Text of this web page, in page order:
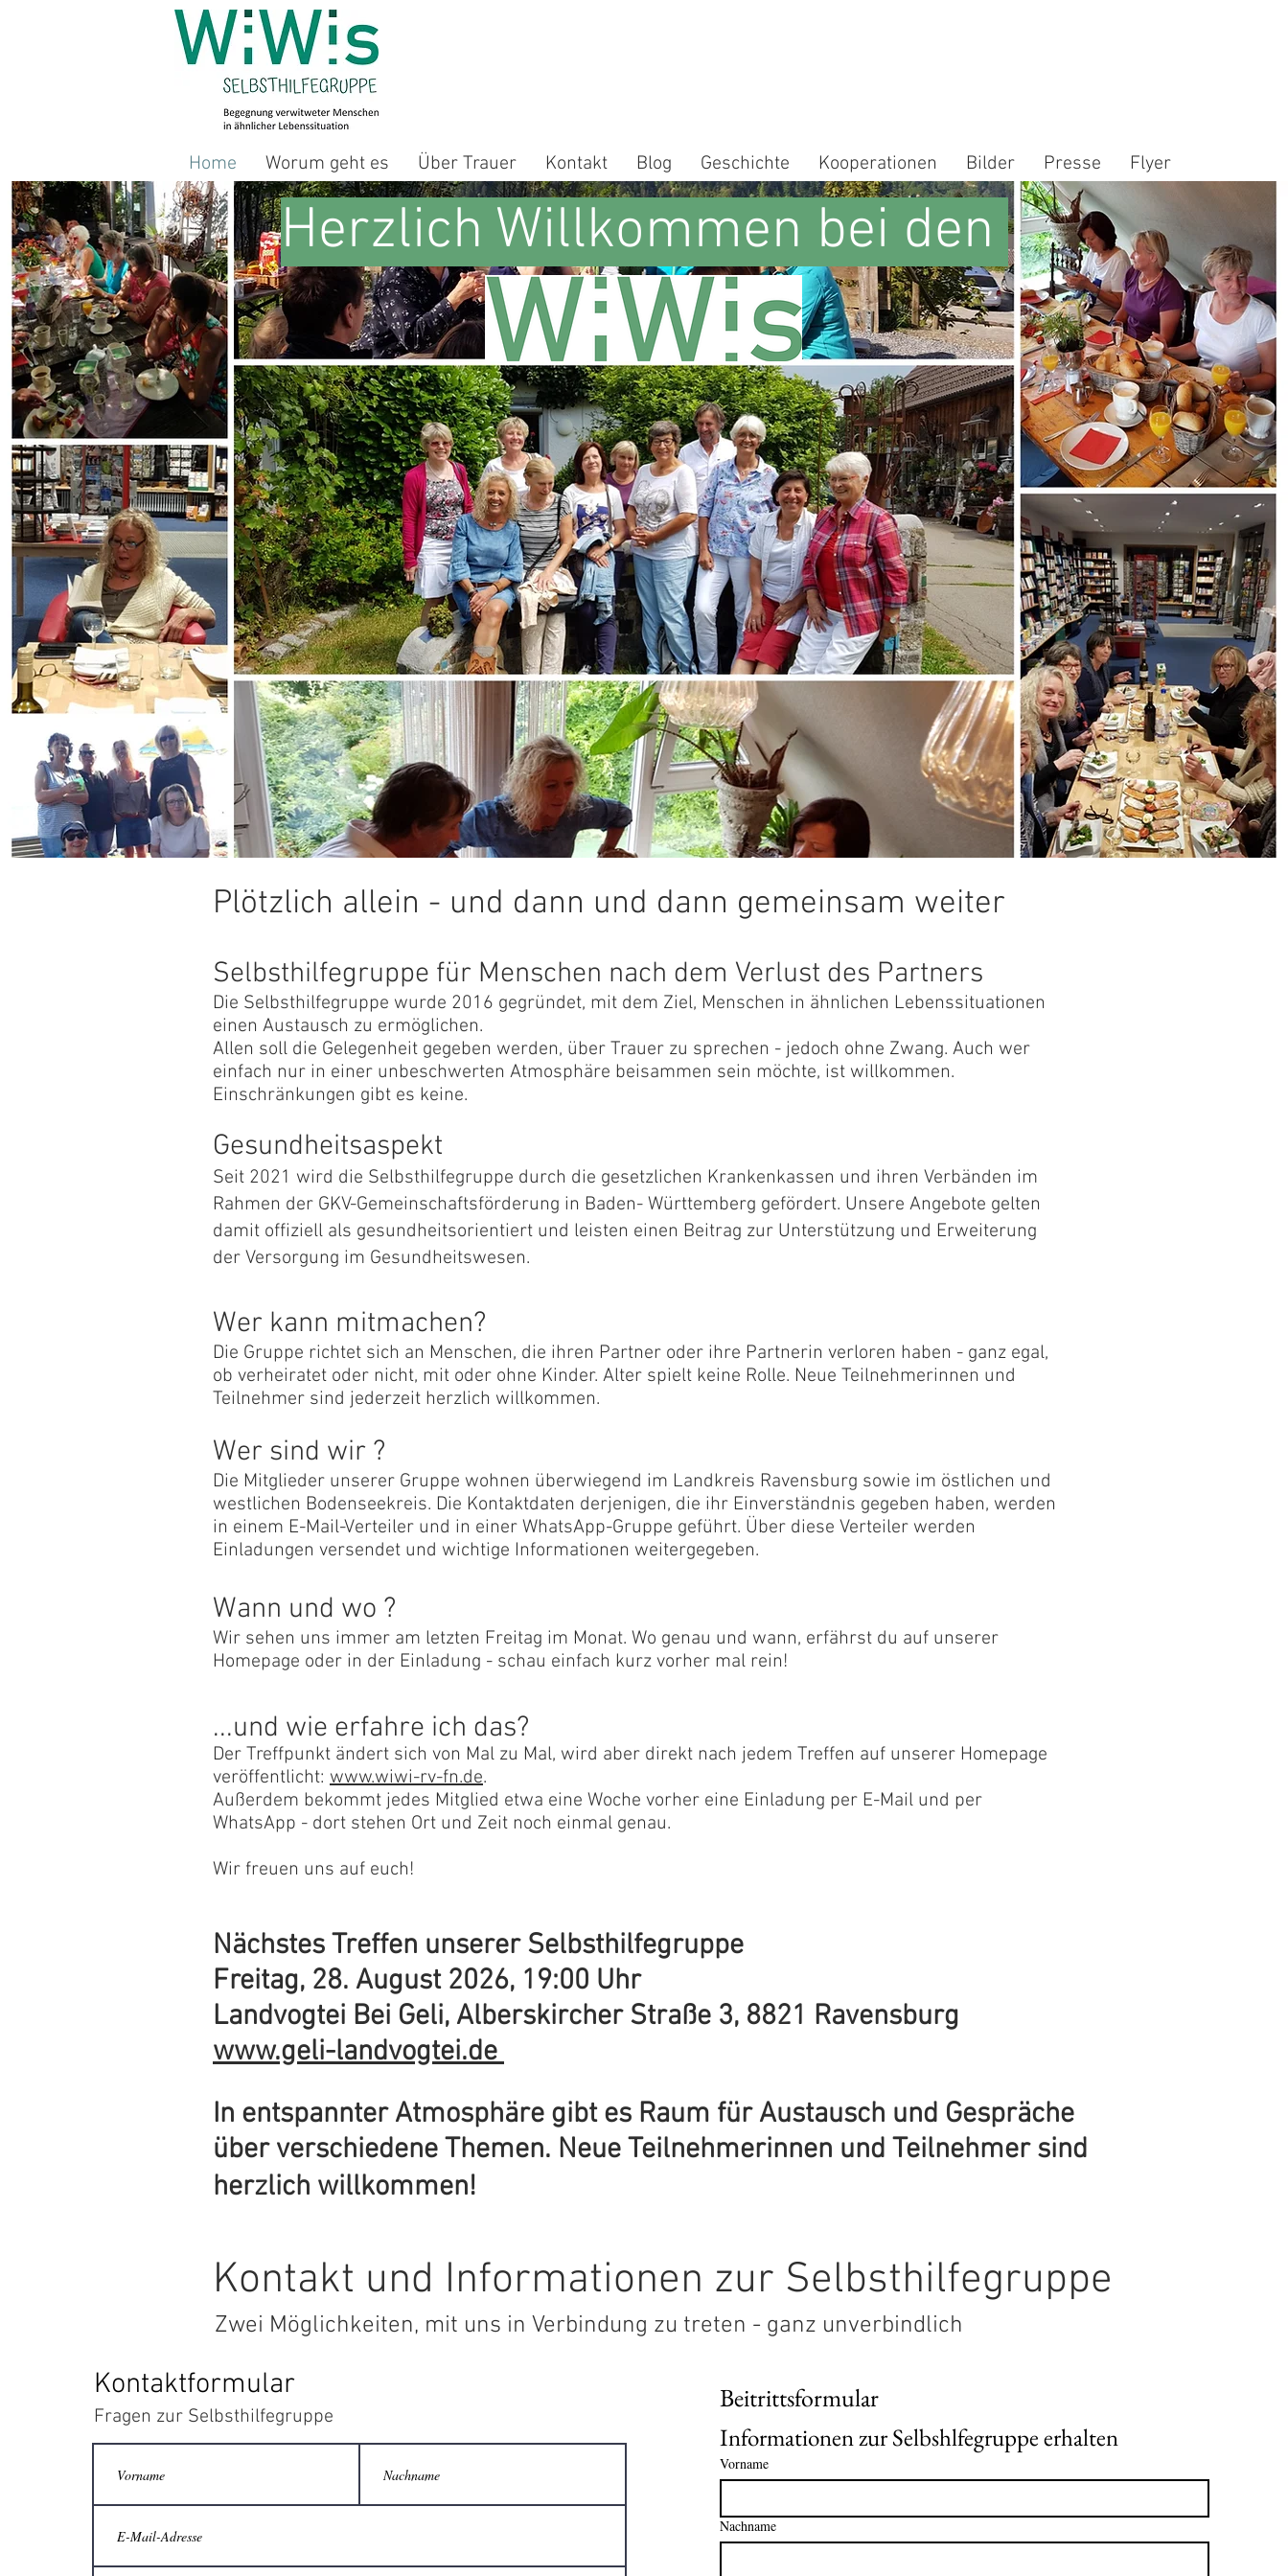
Home Worum geht es Über Trauer Kontakt Blog Geschichte Kooperationen Bilder Presse Flyer
Herzlich Willkommen bei den
Plötzlich allein - und dann und dann gemeinsam weiter
Selbsthilfegruppe für Menschen nach dem Verlust des Partners
Die Selbsthilfegruppe wurde 2016 gegründet, mit dem Ziel, Menschen in ähnlichen Lebenssituationen
einen Austausch zu ermöglichen.
Allen soll die Gelegenheit gegeben werden, über Trauer zu sprechen - jedoch ohne Zwang. Auch wer
einfach nur in einer unbeschwerten Atmosphäre beisammen sein möchte, ist willkommen.
Einschränkungen gibt es keine.
Gesundheitsaspekt
Seit 2021 wird die Selbsthilfegruppe durch die gesetzlichen Krankenkassen und ihren Verbänden im
Rahmen der GKV-Gemeinschaftsförderung in Baden- Württemberg gefördert. Unsere Angebote gelten
damit offiziell als gesundheitsorientiert und leisten einen Beitrag zur Unterstützung und Erweiterung
der Versorgung im Gesundheitswesen.
Wer kann mitmachen?
Die Gruppe richtet sich an Menschen, die ihren Partner oder ihre Partnerin verloren haben - ganz egal,
ob verheiratet oder nicht, mit oder ohne Kinder. Alter spielt keine Rolle. Neue Teilnehmerinnen und
Teilnehmer sind jederzeit herzlich willkommen.
Wer sind wir ?
Die Mitglieder unserer Gruppe wohnen überwiegend im Landkreis Ravensburg sowie im östlichen und
westlichen Bodenseekreis. Die Kontaktdaten derjenigen, die ihr Einverständnis gegeben haben, werden
in einem E-Mail-Verteiler und in einer WhatsApp-Gruppe geführt. Über diese Verteiler werden
Einladungen versendet und wichtige Informationen weitergegeben.
Wann und wo ?
Wir sehen uns immer am letzten Freitag im Monat. Wo genau und wann, erfährst du auf unserer
Homepage oder in der Einladung - schau einfach kurz vorher mal rein!
...und wie erfahre ich das?
Der Treffpunkt ändert sich von Mal zu Mal, wird aber direkt nach jedem Treffen auf unserer Homepage
veröffentlicht: www.wiwi-rv-fn.de.
Außerdem bekommt jedes Mitglied etwa eine Woche vorher eine Einladung per E-Mail und per
WhatsApp - dort stehen Ort und Zeit noch einmal genau.
Wir freuen uns auf euch!
Nächstes Treffen unserer Selbsthilfegruppe
Freitag, 28. August 2026, 19:00 Uhr
Landvogtei Bei Geli, Alberskircher Straße 3, 8821 Ravensburg
www.geli-landvogtei.de
In entspannter Atmosphäre gibt es Raum für Austausch und Gespräche
über verschiedeneThemen. Neue Teilnehmerinnen und Teilnehmer sind
herzlich willkommen!
Kontakt und Informationen zur Selbsthilfegruppe
Zwei Möglichkeiten, mit uns in Verbindung zu treten - ganz unverbindlich
Kontaktformular
Fragen zur Selbsthilfegruppe
Beitrittsformular
Vorname
Nachname